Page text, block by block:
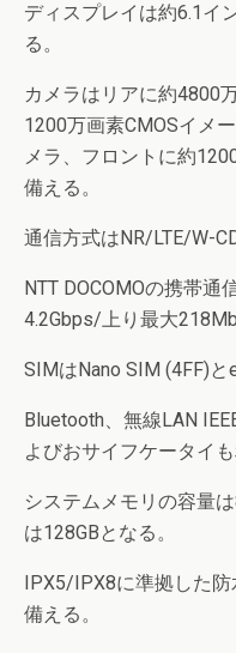
ディスプレイは約6.1イ
る。
カメラはリアに約4800
1200万画素CMOSイメ
メラ、フロントに約
備える。
通信方式はNR/LTE/W-
NTT DOCOMOの携帯通
4.2Gbps/上り最大
SIMはNano SIM (4FF)と
Bluetooth、無線LAN
よびおサイフケータイも
システムメモリの容量
は128GBとなる。
IPX5/IPX8に準拠した
備える。